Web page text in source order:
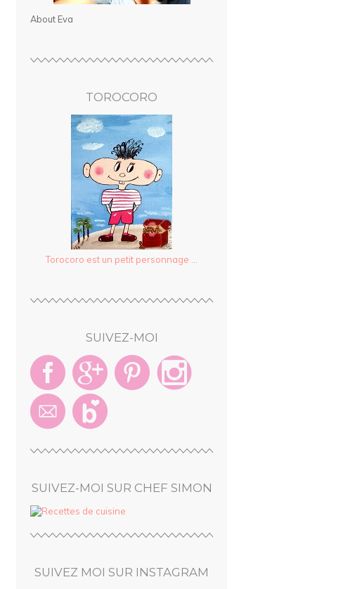
About Eva
TOROCORO
Torocoro est un petit personnage ...
SUIVEZ-MOI
SUIVEZ-MOI SUR CHEF SIMON
SUIVEZ MOI SUR INSTAGRAM